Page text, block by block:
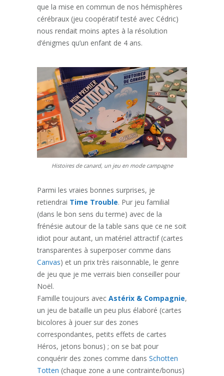
que la mise en commun de nos hémisphères
cérébraux (jeu coopératif testé avec Cédric)
nous rendait moins aptes à la résolution
d’énigmes qu’un enfant de 4 ans.
Histoires de canard, un jeu en mode campagne
Parmi les vraies bonnes surprises, je
retiendrai Time Trouble. Pur jeu familial
(dans le bon sens du terme) avec de la
frénésie autour de la table sans que ce ne soit
idiot pour autant, un matériel attractif (cartes
transparentes à superposer comme dans
Canvas) et un prix très raisonnable, le genre
de jeu que je me verrais bien conseiller pour
Noël.
Famille toujours avec Astérix & Compagnie,
un jeu de bataille un peu plus élaboré (cartes
bicolores à jouer sur des zones
correspondantes, petits effets de cartes
Héros, jetons bonus) ; on se bat pour
conquérir des zones comme dans Schotten
Totten (chaque zone a une contrainte/bonus)